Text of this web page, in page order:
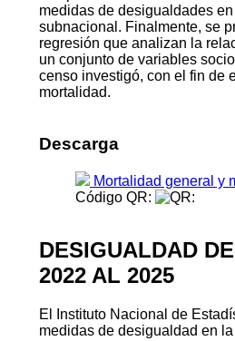
En esta oportunidad, el
mortalidad materna” orienta
la caracterización de las
poblacionales específicos
el sexo. Además, incluye un
comprendió el cálculo de
medidas de desigualdades
subnacional. Finalmente, se
regresión que analizan la
un conjunto de variables
Descarga
Mortalidad general y